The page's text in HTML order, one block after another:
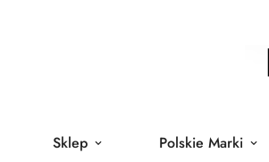
Sklep Polskie Marki